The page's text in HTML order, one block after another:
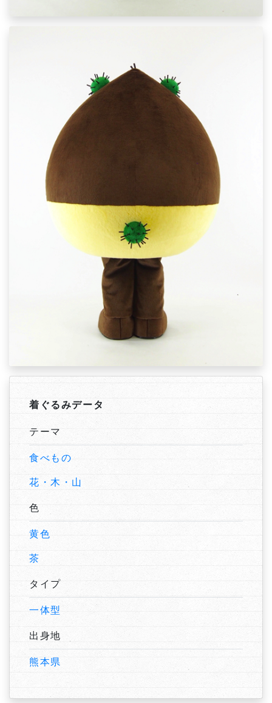
着ぐるみデータ
テーマ
食べもの
花・木・山
色
黄色
茶
タイプ
一体型
出身地
熊本県